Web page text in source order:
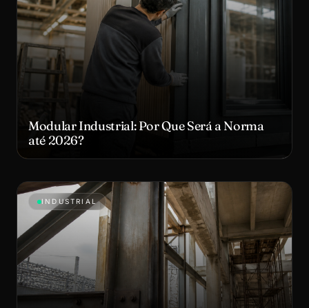
Modular Industrial: Por Que Será a Norma
até 2026?
INDUSTRIAL